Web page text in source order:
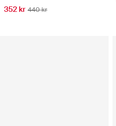
352 kr 440 kr